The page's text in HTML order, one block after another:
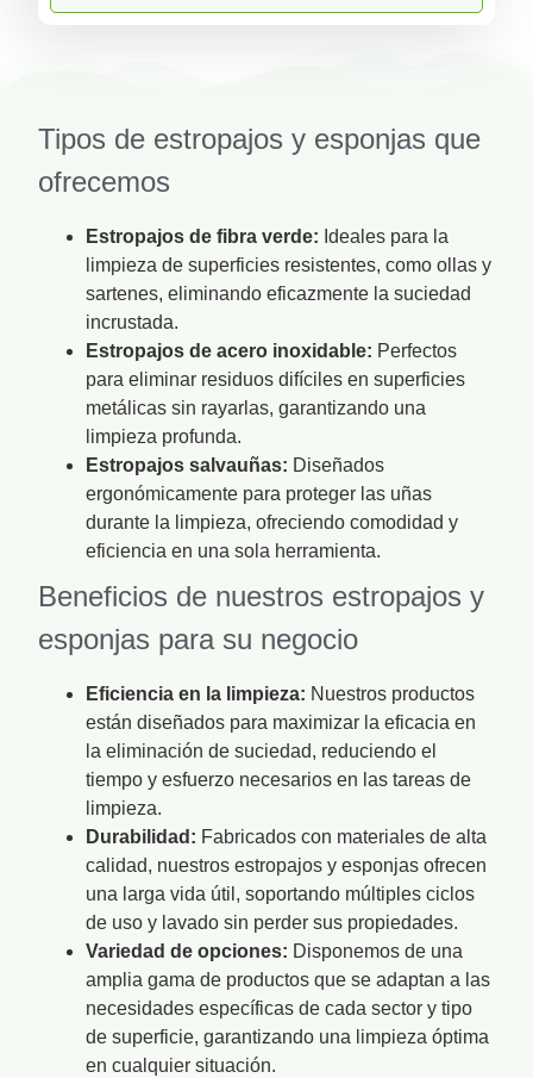
Tipos de estropajos y esponjas que
ofrecemos
Estropajos de fibra verde: Ideales para la
limpieza de superficies resistentes, como ollas y
sartenes, eliminando eficazmente la suciedad
incrustada.
Estropajos de acero inoxidable: Perfectos
para eliminar residuos difíciles en superficies
metálicas sin rayarlas, garantizando una
limpieza profunda.
Estropajos salvauñas: Diseñados
ergonómicamente para proteger las uñas
durante la limpieza, ofreciendo comodidad y
eficiencia en una sola herramienta.
Beneficios de nuestros estropajos y
esponjas para su negocio
Eficiencia en la limpieza: Nuestros productos
están diseñados para maximizar la eficacia en
la eliminación de suciedad, reduciendo el
tiempo y esfuerzo necesarios en las tareas de
limpieza.
Durabilidad: Fabricados con materiales de alta
calidad, nuestros estropajos y esponjas ofrecen
una larga vida útil, soportando múltiples ciclos
de uso y lavado sin perder sus propiedades.
Variedad de opciones: Disponemos de una
amplia gama de productos que se adaptan a las
necesidades específicas de cada sector y tipo
de superficie, garantizando una limpieza óptima
en cualquier situación.